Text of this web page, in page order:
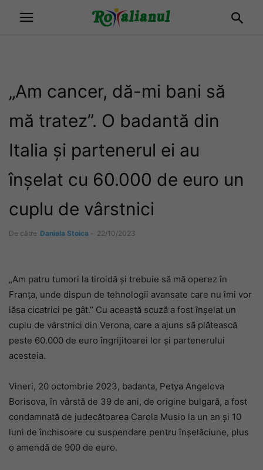
„Am cancer, dă-mi bani să
mă tratez”. O badantă din
Italia și partenerul ei au
înșelat cu 60.000 de euro un
cuplu de vârstnici
De către Daniela Stoica - 22/10/2023
„Am patru tumori la tiroidă și trebuie să mă operez în
Franța, unde dispun de tehnologii avansate care nu îmi vor
lăsa cicatrici pe gât.” Cu această scuză a fost înșelat un
cuplu de vârstnici din Verona, care a ajuns să plătească
peste 60.000 de euro îngrijitoarei lor și partenerului
acesteia.
Vineri, 20 octombrie 2023, badanta, Petya Angelova
Borisova, în vârstă de 39 de ani, de origine bulgară, a fost
condamnată de judecătoarea Carola Musio la un an și 10
luni de închisoare cu suspendare pentru înșelăciune, plus
o amendă de 900 de euro.